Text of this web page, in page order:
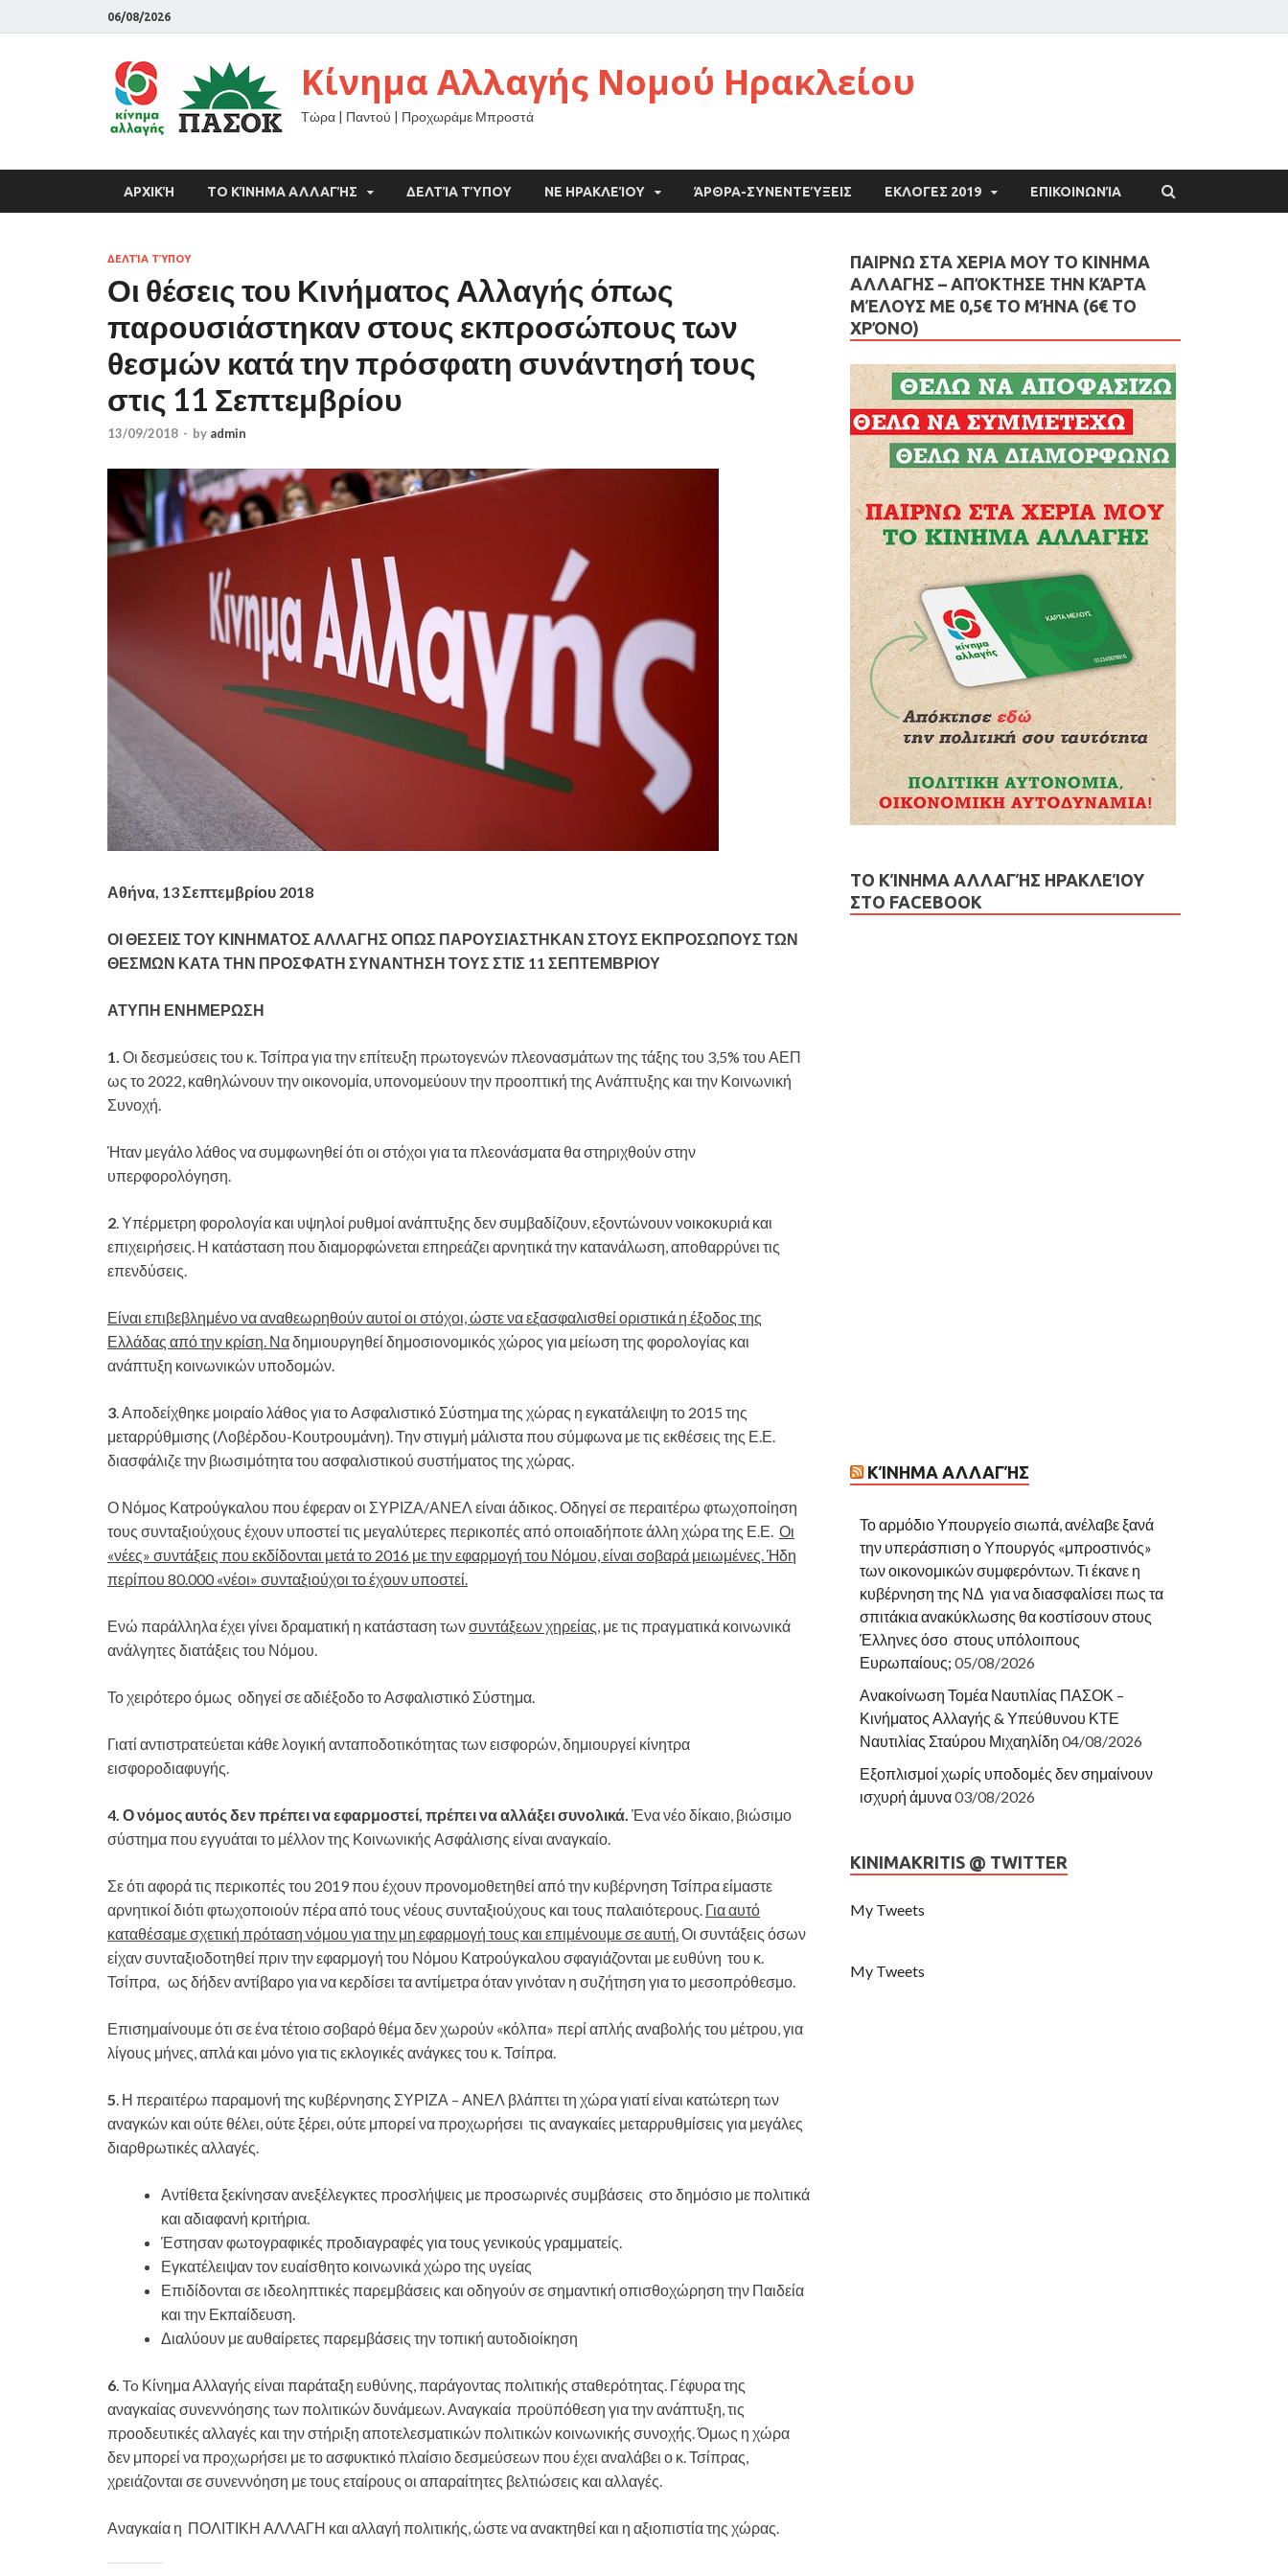
06/08/2026
Κίνημα Αλλαγής Νομού Ηρακλείου
Τώρα | Παντού | Προχωράμε Μπροστά
ΑΡΧΙΚΉ ΤΟ ΚΊΝΗΜΑ ΑΛΛΑΓΉΣ ΔΕΛΤΊΑ ΤΎΠΟΥ ΝΕ ΗΡΑΚΛΕΊΟΥ ΆΡΘΡΑ-ΣΥΝΕΝΤΕΎΞΕΙΣ ΕΚΛΟΓΕΣ 2019 ΕΠΙΚΟΙΝΩΝΊΑ
ΔΕΛΤΊΑ ΤΎΠΟΥ
Οι θέσεις του Κινήματος Αλλαγής όπως
παρουσιάστηκαν στους εκπροσώπους των
θεσμών κατά την πρόσφατη συνάντησή τους
στις 11 Σεπτεμβρίου
13/09/2018 - by admin
Αθήνα, 13 Σεπτεμβρίου 2018
ΟΙ ΘΕΣΕΙΣ ΤΟΥ ΚΙΝΗΜΑΤΟΣ ΑΛΛΑΓΗΣ ΟΠΩΣ ΠΑΡΟΥΣΙΑΣΤΗΚΑΝ ΣΤΟΥΣ ΕΚΠΡΟΣΩΠΟΥΣ ΤΩΝ
ΘΕΣΜΩΝ ΚΑΤΑ ΤΗΝ ΠΡΟΣΦΑΤΗ ΣΥΝΑΝΤΗΣΗ ΤΟΥΣ ΣΤΙΣ 11 ΣΕΠΤΕΜΒΡΙΟΥ
ΑΤΥΠΗ ΕΝΗΜΕΡΩΣΗ
1. Οι δεσμεύσεις του κ. Τσίπρα για την επίτευξη πρωτογενών πλεονασμάτων της τάξης του 3,5% του ΑΕΠ
ως το 2022, καθηλώνουν την οικονομία, υπονομεύουν την προοπτική της Ανάπτυξης και την Κοινωνική
Συνοχή.
Ήταν μεγάλο λάθος να συμφωνηθεί ότι οι στόχοι για τα πλεονάσματα θα στηριχθούν στην
υπερφορολόγηση.
2. Υπέρμετρη φορολογία και υψηλοί ρυθμοί ανάπτυξης δεν συμβαδίζουν, εξοντώνουν νοικοκυριά και
επιχειρήσεις. Η κατάσταση που διαμορφώνεται επηρεάζει αρνητικά την κατανάλωση, αποθαρρύνει τις
επενδύσεις.
Είναι επιβεβλημένο να αναθεωρηθούν αυτοί οι στόχοι, ώστε να εξασφαλισθεί οριστικά η έξοδος της
Ελλάδας από την κρίση. Ναδημιουργηθεί δημοσιονομικός χώρος για μείωση της φορολογίας και
ανάπτυξη κοινωνικών υποδομών.
3. Αποδείχθηκε μοιραίο λάθος για το Ασφαλιστικό Σύστημα της χώρας η εγκατάλειψη το 2015 της
μεταρρύθμισης (Λοβέρδου-Κουτρουμάνη). Την στιγμή μάλιστα που σύμφωνα με τις εκθέσεις της Ε.Ε.
διασφάλιζε την βιωσιμότητα του ασφαλιστικού συστήματος της χώρας.
Ο Νόμος Κατρούγκαλου που έφεραν οι ΣΥΡΙΖΑ/ΑΝΕΛ είναι άδικος. Οδηγεί σε περαιτέρω φτωχοποίηση
τους συνταξιούχους έχουν υποστεί τις μεγαλύτερες περικοπές από οποιαδήποτε άλλη χώρα της Ε.Ε. Οι
«νέες» συντάξεις που εκδίδονται μετά το 2016 με την εφαρμογή του Νόμου, είναι σοβαρά μειωμένες. Ήδη
περίπου 80.000 «νέοι» συνταξιούχοι το έχουν υποστεί.
Ενώ παράλληλα έχει γίνει δραματική η κατάσταση τωνσυντάξεων χηρείας, με τις πραγματικά κοινωνικά
ανάλγητες διατάξεις του Νόμου.
Το χειρότερο όμως οδηγεί σε αδιέξοδο το Ασφαλιστικό Σύστημα.
Γιατί αντιστρατεύεται κάθε λογική ανταποδοτικότητας των εισφορών, δημιουργεί κίνητρα
εισφοροδιαφυγής.
4. Ο νόμος αυτός δεν πρέπει να εφαρμοστεί, πρέπει να αλλάξει συνολικά. Ένα νέο δίκαιο, βιώσιμο
σύστημα που εγγυάται το μέλλον της Κοινωνικής Ασφάλισης είναι αναγκαίο.
Σε ότι αφορά τις περικοπές του 2019 που έχουν προνομοθετηθεί από την κυβέρνηση Τσίπρα είμαστε
αρνητικοί διότι φτωχοποιούν πέρα από τους νέους συνταξιούχους και τους παλαιότερους. Για αυτό
καταθέσαμε σχετική πρόταση νόμου για την μη εφαρμογή τους και επιμένουμε σε αυτή.Οι συντάξεις όσων
είχαν συνταξιοδοτηθεί πριν την εφαρμογή του Νόμου Κατρούγκαλου σφαγιάζονται με ευθύνη του κ.
Τσίπρα, ως δήδεν αντίβαρο για να κερδίσει τα αντίμετρα όταν γινόταν η συζήτηση για το μεσοπρόθεσμο.
Επισημαίνουμε ότι σε ένα τέτοιο σοβαρό θέμα δεν χωρούν «κόλπα» περί απλής αναβολής του μέτρου, για
λίγους μήνες, απλά και μόνο για τις εκλογικές ανάγκες του κ. Τσίπρα.
5. Η περαιτέρω παραμονή της κυβέρνησης ΣΥΡΙΖΑ – ΑΝΕΛ βλάπτει τη χώρα γιατί είναι κατώτερη των
αναγκών και ούτε θέλει, ούτε ξέρει, ούτε μπορεί να προχωρήσει τις αναγκαίες μεταρρυθμίσεις για μεγάλες
διαρθρωτικές αλλαγές.
Αντίθετα ξεκίνησαν ανεξέλεγκτες προσλήψεις με προσωρινές συμβάσεις στο δημόσιο με πολιτικά
και αδιαφανή κριτήρια.
Έστησαν φωτογραφικές προδιαγραφές για τους γενικούς γραμματείς.
Εγκατέλειψαν τον ευαίσθητο κοινωνικά χώρο της υγείας
Επιδίδονται σε ιδεοληπτικές παρεμβάσεις και οδηγούν σε σημαντική οπισθοχώρηση την Παιδεία
και την Εκπαίδευση.
Διαλύουν με αυθαίρετες παρεμβάσεις την τοπική αυτοδιοίκηση
6. To Κίνημα Αλλαγής είναι παράταξη ευθύνης, παράγοντας πολιτικής σταθερότητας. Γέφυρα της
αναγκαίας συνεννόησης των πολιτικών δυνάμεων. Αναγκαία προϋπόθεση για την ανάπτυξη, τις
προοδευτικές αλλαγές και την στήριξη αποτελεσματικών πολιτικών κοινωνικής συνοχής. Όμως η χώρα
δεν μπορεί να προχωρήσει με το ασφυκτικό πλαίσιο δεσμεύσεων που έχει αναλάβει ο κ. Τσίπρας,
χρειάζονται σε συνεννόηση με τους εταίρους οι απαραίτητες βελτιώσεις και αλλαγές.
Αναγκαία η ΠΟΛΙΤΙΚΗ ΑΛΛΑΓΗ και αλλαγή πολιτικής, ώστε να ανακτηθεί και η αξιοπιστία της χώρας.
ΠΑΙΡΝΩ ΣΤΑ ΧΕΡΙΑ ΜΟΥ ΤΟ ΚΙΝΗΜΑ
ΑΛΛΑΓΗΣ – AΠΌΚΤΗΣΕ ΤΗΝ ΚΆΡΤΑ
ΜΈΛΟΥΣ ΜΕ 0,5€ ΤΟ ΜΉΝΑ (6€ ΤΟ
ΧΡΌΝΟ)
ΤΟ ΚΊΝΗΜΑ ΑΛΛΑΓΉΣ ΗΡΑΚΛΕΊΟΥ
ΣΤΟ FACEBOOK
ΚΊΝΗΜΑ ΑΛΛΑΓΉΣ
Το αρμόδιο Υπουργείο σιωπά, ανέλαβε ξανά
την υπεράσπιση ο Υπουργός «μπροστινός»
των οικονομικών συμφερόντων. Τι έκανε η
κυβέρνηση της ΝΔ για να διασφαλίσει πως τα
σπιτάκια ανακύκλωσης θα κοστίσουν στους
Έλληνες όσο στους υπόλοιπους
Ευρωπαίους; 05/08/2026
Ανακοίνωση Τομέα Ναυτιλίας ΠΑΣΟΚ –
Κινήματος Αλλαγής & Υπεύθυνου ΚΤΕ
Ναυτιλίας Σταύρου Μιχαηλίδη 04/08/2026
Εξοπλισμοί χωρίς υποδομές δεν σημαίνουν
ισχυρή άμυνα03/08/2026
KINIMAKRITIS @ TWITTER
My Tweets
My Tweets